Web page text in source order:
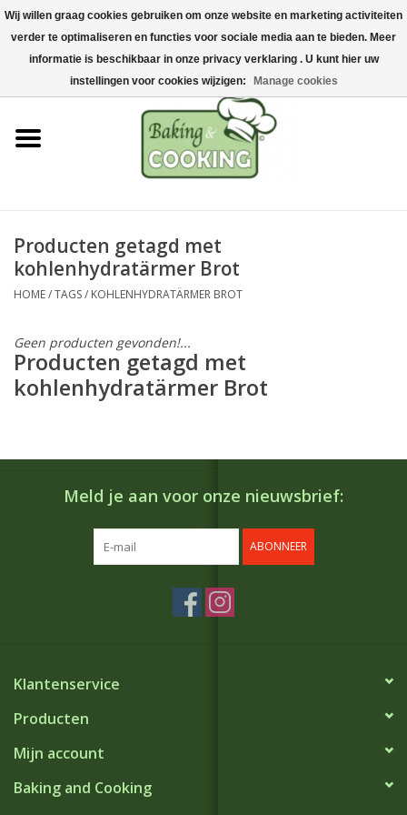
Home
Bak-& kookgerei
Machines & onderdelen
Chocolade & ijsbereiding
Hygiëne & opslag
Acties
Producten getagd met
kohlenhydratärmer Brot
HOME/TAGS/ KOHLENHYDRATÄRMER BROT
Geen producten gevonden!...
Producten getagd met
kohlenhydratärmer Brot
Meld je aan voor onze nieuwsbrief:
ABONNEER
Klantenservice
Producten
Mijn account
Baking and Cooking
Wij willen graag cookies gebruiken om onze website en marketing activiteiten
verder te optimaliseren en functies voor sociale media aan te bieden. Meer
informatie is beschikbaar in onze privacy verklaring . U kunt hier uw
instellingen voor cookies wijzigen:
Manage cookies